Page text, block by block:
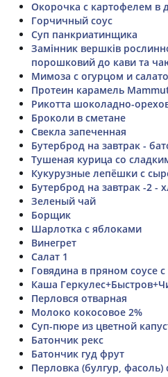
Окорочка с картофелем в
Горчичный соус
Суп панкриатинщика
Замінник вершків
порошковий до кави та
Мимоза с огурцом и
Протеин карамель
Рикотта шоколадно-
Броколи в сметане
Свекла запеченная
Бутерброд на завтрак -
Тушеная курица со
Кукурузные лепёшки с
Бутерброд на завтрак -2 -
Зеленый чай
Борщик
Шарлотка с яблоками
Винегрет
Салат 1
Говядина в пряном соусе
Каша
Перловся отварная
Молоко кокосовое 2%
Суп-пюре из цветной
Батончик рекс
Батончик гуд фрут
Перловка (булгур,